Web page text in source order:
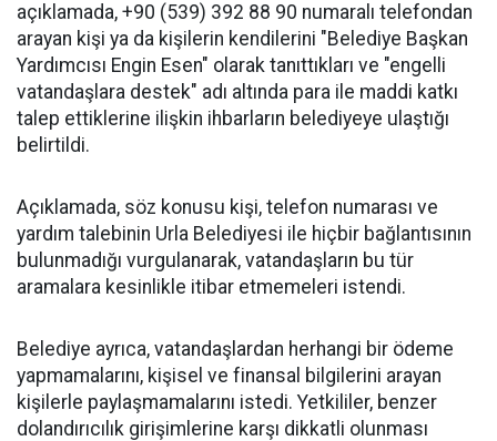
açıklamada, +90 (539) 392 88 90 numaralı telefondan
arayan kişi ya da kişilerin kendilerini "Belediye Başkan
Yardımcısı Engin Esen" olarak tanıttıkları ve "engelli
vatandaşlara destek" adı altında para ile maddi katkı
talep ettiklerine ilişkin ihbarların belediyeye ulaştığı
belirtildi.
Açıklamada, söz konusu kişi, telefon numarası ve
yardım talebinin Urla Belediyesi ile hiçbir bağlantısının
bulunmadığı vurgulanarak, vatandaşların bu tür
aramalara kesinlikle itibar etmemeleri istendi.
Belediye ayrıca, vatandaşlardan herhangi bir ödeme
yapmamalarını, kişisel ve finansal bilgilerini arayan
kişilerle paylaşmamalarını istedi. Yetkililer, benzer
dolandırıcılık girişimlerine karşı dikkatli olunması